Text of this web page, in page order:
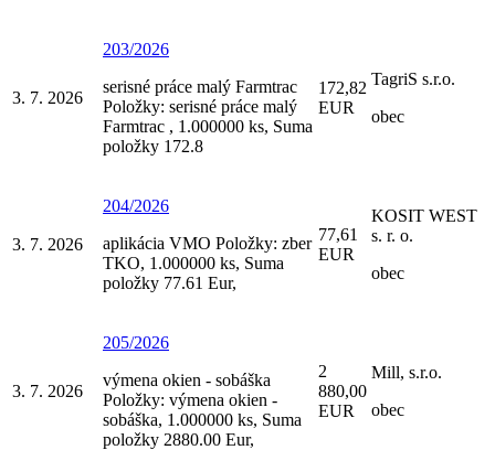
3. 7. 2026
203/2026
serisné práce malý Farmtrac
Položky: serisné práce malý
Farmtrac , 1.000000 ks, Suma
položky 172.8
172,82
EUR
TagriS s.r.o.
obec
3. 7. 2026
204/2026
aplikácia VMO Položky: zber
TKO, 1.000000 ks, Suma
položky 77.61 Eur,
77,61
EUR
KOSIT WEST
s. r. o.
obec
3. 7. 2026
205/2026
výmena okien - sobáška
Položky: výmena okien -
sobáška, 1.000000 ks, Suma
položky 2880.00 Eur,
2
880,00
EUR
Mill, s.r.o.
obec